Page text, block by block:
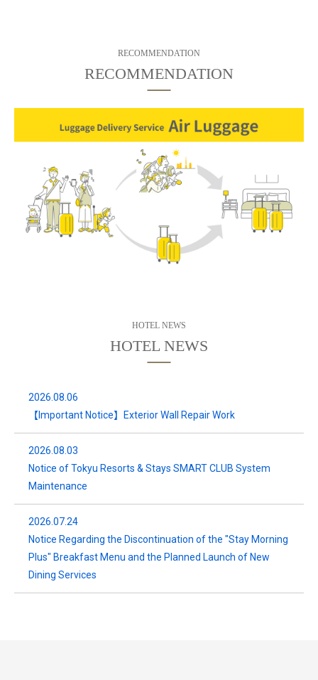
RECOMMENDATION
HOTEL NEWS
2026.08.06
【Important Notice】Exterior Wall Repair Work
2026.08.03
Notice of Tokyu Resorts & Stays SMART CLUB System
Maintenance
2026.07.24
Notice Regarding the Discontinuation of the "Stay Morning
Plus" Breakfast Menu and the Planned Launch of New
Dining Services